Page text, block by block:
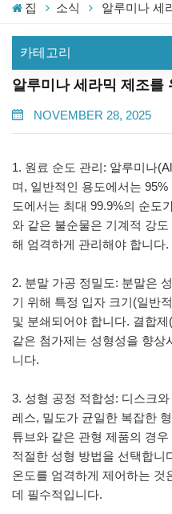
집 소식 알루미나 세
카테고리
알루미나 세라믹 제조를
NOVEMBER 28, 2025
1. 원료 순도 관리: 알루미나
며, 일반적인 용도에서는
도에서는 최대 99.9%의 순도
와 같은 불순물은 기계적 강
해 엄격하게 관리해야 합니다.
2. 분말 가공 정밀도: 분말은
기 위해 특정 입자 크기(일반
및 분쇄되어야 합니다. 결합
같은 첨가제는 성형성을 향상
니다.
3. 성형 공정 적합성: 디스크
레스, 밀도가 균일한 복잡한
튜브와 같은 관형 제품의 경
적절한 성형 방법을 선택합니
온도를 엄격하게 제어하는 ​​것
데 필수적입니다.